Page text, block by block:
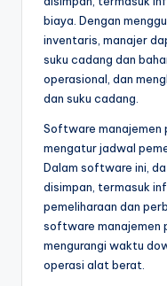
biaya. Dengan
inventaris, manajer
suku cadang dan
operasional, dan
dan suku cadang.
Software manajemen
mengatur jadwal
Dalam software ini,
disimpan, termasuk
pemeliharaan dan
software manajemen
mengurangi waktu
operasi alat berat.